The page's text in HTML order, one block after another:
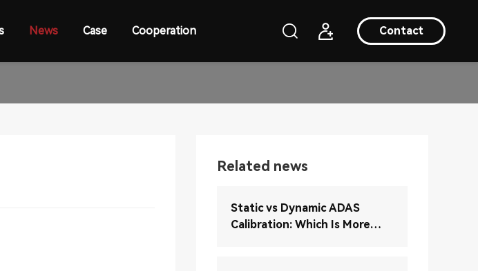
Contact
News Case Cooperation
Related news
Static vs Dynamic ADAS
Calibration: Which Is More